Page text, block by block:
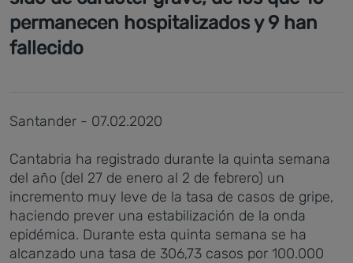
permanecen hospitalizados y 9 han
fallecido
Santander - 07.02.2020
Cantabria ha registrado durante la quinta semana
del año (del 27 de enero al 2 de febrero) un
incremento muy leve de la tasa de casos de gripe,
haciendo prever una estabilización de la onda
epidémica. Durante esta quinta semana se ha
alcanzado una tasa de 306,73 casos por 100.000